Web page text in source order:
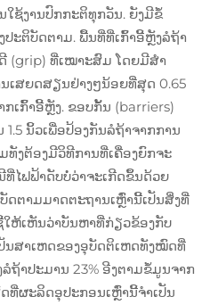
ໃຊ້ງານປົກກະຕິທຸກວັນ. ຍັງມີຂໍ້
ະຕິບັດຕາມ. ພື້ນທີ່ທີ່ເກົ້າອີ້ຫຼັງລໍຖ້າ
(grip) ທີ່ເໝາະສົມ ໂດຍມີສຳ
ເສຍດສຽນຢ່າງໆນ້ອຍທີ່ສຸດ 0.65
ເກົ້າອີ້ຫຼັງ. ຂອບກັ້ນ (barriers)
ນິ້ວເພື່ອປ້ອງກັນລໍຖ້າຈາກການ
ທັງຕ້ອງມີວິທີການທີ່ເຄື່ອງຍົກຈະ
ທີ່ໄຟຟ້າດັບບໍ່ວ່າຈະເກີດຂຶ້ນດ້ວຍ
ດຕາມມາດຕະຖານເຫຼົ່ານີ້ເປັນສິ່ງທີ່
ຫ້ເຫັນວ່າບັນຫາທີ່ກ່ຽວຂ້ອງກັບ
ນສາເຫດຂອງອຸບັດຕິເຫດທັງໝົດທີ່
ຖ້າປະມານ 23% ອີງຕາມຂໍ້ມູນຈາກ
ທີ່ຜະລິດອຸປະກອນເຫຼົ່ານີ້ຈຳເປັນ